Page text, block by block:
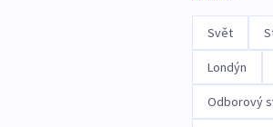
Svět
Londýn
Odborový